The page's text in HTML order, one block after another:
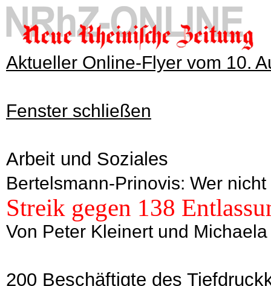
Aktueller Online-Flyer vom 10.
Fenster schließen
Arbeit und Soziales
Bertelsmann-Prinovis: Wer
Streik gegen 138
Von Peter Kleinert und
200 Beschäftigte des